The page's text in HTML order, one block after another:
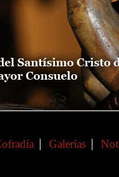
Galerías